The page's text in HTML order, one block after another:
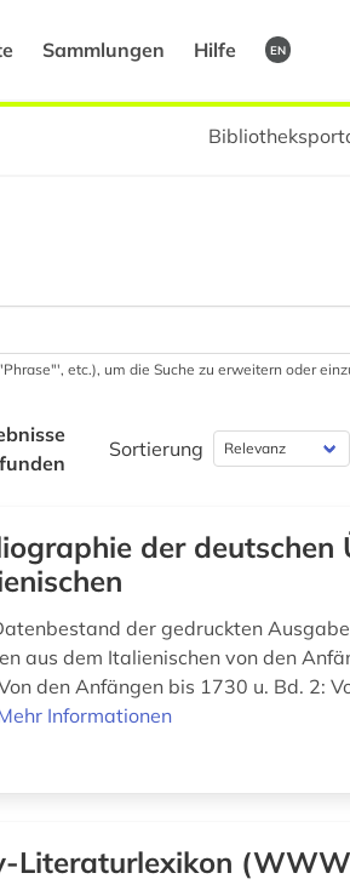
Sammlungen Hilfe EN
etc.), um die Suche zu erweitern oder
Sortierung
der deutschen
der gedruckten
aus dem Italienischen von den
den Anfängen bis 1730 u. Bd. 2:
Informationen
Literaturlexikon